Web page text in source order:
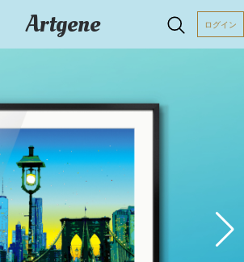
Artgene ログイン